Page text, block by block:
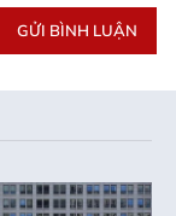
GỬI BÌNH LUẬN